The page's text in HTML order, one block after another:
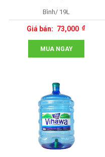
Bình/ 19L
73,000
MUA NGAY